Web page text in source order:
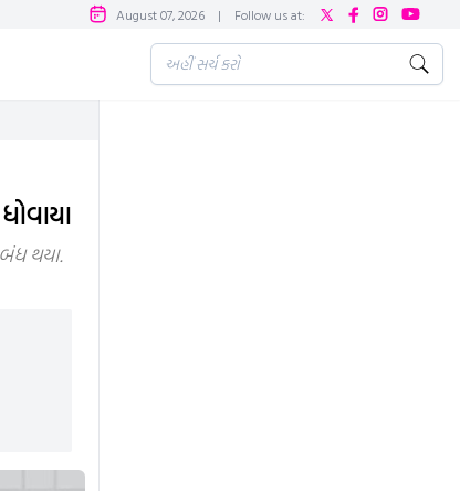
August 07, 2026 | Follow us at:
થયા.